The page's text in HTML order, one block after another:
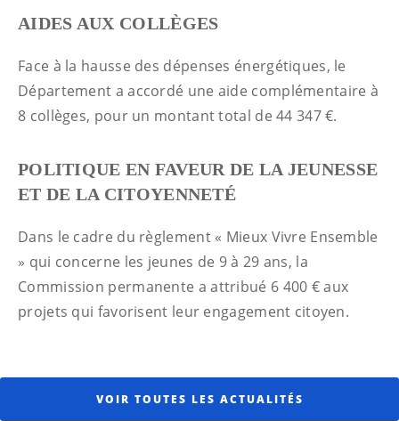
AIDES AUX COLLÈGES
Face à la hausse des dépenses énergétiques, le
Département a accordé une aide complémentaire à
8 collèges, pour un montant total de 44 347 €.
POLITIQUE EN FAVEUR DE LA JEUNESSE
ET DE LA CITOYENNETÉ
Dans le cadre du règlement « Mieux Vivre Ensemble
» qui concerne les jeunes de 9 à 29 ans, la
Commission permanente a attribué 6 400 € aux
projets qui favorisent leur engagement citoyen.
VOIR TOUTES LES ACTUALITÉS